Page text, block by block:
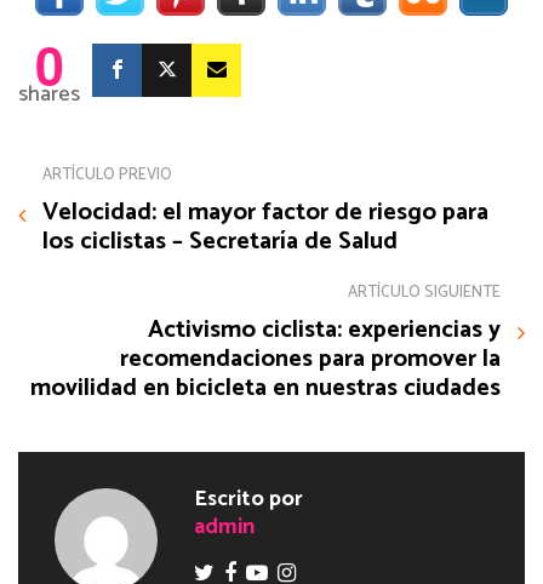
0
shares
ARTÍCULO PREVIO
Velocidad: el mayor factor de riesgo para
los ciclistas – Secretaría de Salud
ARTÍCULO SIGUIENTE
Activismo ciclista: experiencias y
recomendaciones para promover la
movilidad en bicicleta en nuestras ciudades
Escrito por
admin